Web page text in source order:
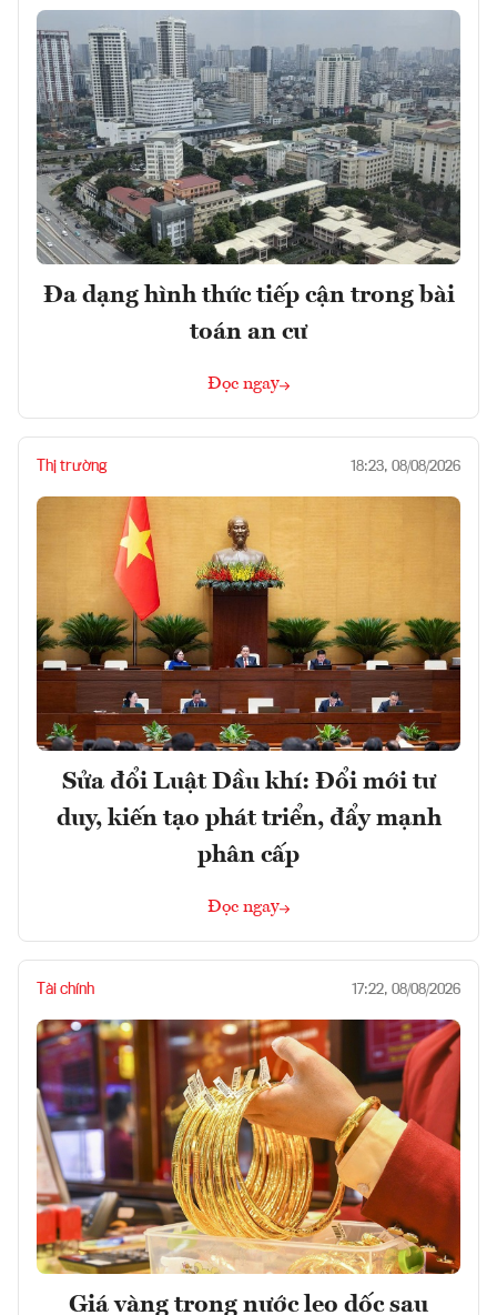
Đa dạng hình thức tiếp cận trong bài
toán an cư
Đọc ngay
Thị trường 18:23, 08/08/2026
Sửa đổi Luật Dầu khí: Đổi mới tư
duy, kiến tạo phát triển, đẩy mạnh
phân cấp
Đọc ngay
Tài chính 17:22, 08/08/2026
Giá vàng trong nước leo dốc sau